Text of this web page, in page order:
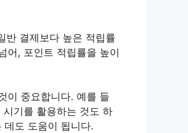
반 결제보다 높은 적립률
어, 포인트 적립률을 높이
이 중요합니다. 예를 들
기를 활용하는 것도 하
데도 도움이 됩니다.